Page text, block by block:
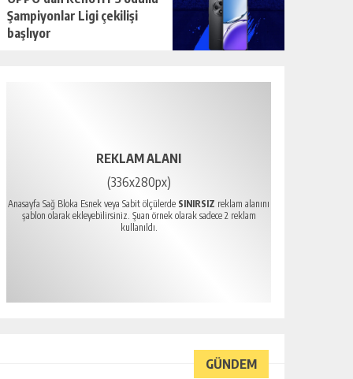
Şampiyonlar Ligi çekilişi
başlıyor
REKLAM ALANI
(336x280px)
Anasayfa Sağ Bloka Esnek veya Sabit ölçülerde SINIRSIZ reklam alanını
şablon olarak ekleyebilirsiniz. Şuan örnek olarak sadece 2 reklam
kullanıldı.
GÜNDEM